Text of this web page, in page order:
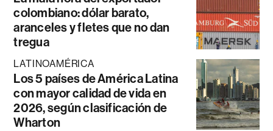
colombiano: dólar barato,
aranceles y fletes que no dan
tregua
LATINOAMÉRICA
Los 5 países de América Latina
con mayor calidad de vida en
2026, según clasificación de
Wharton